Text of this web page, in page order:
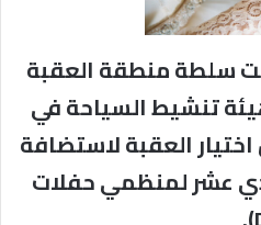
سلطة منطقة العقبة
تنشيط السياحة في
العقبة لاستضافة
عشر لمنظمي حفلات